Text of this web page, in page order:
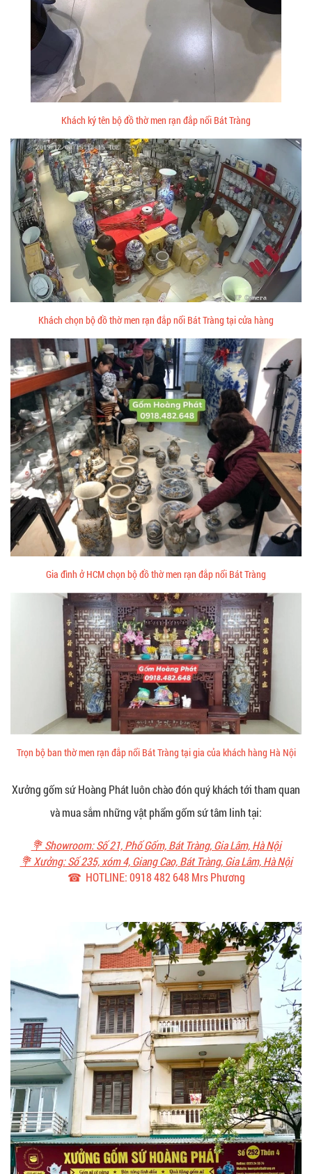
Khách ký tên bộ đồ thờ men rạn đắp nổi Bát Tràng
Khách chọn bộ đồ thờ men rạn đắp nổi Bát Tràng tại cửa hàng
Gia đình ở HCM chọn bộ đồ thờ men rạn đắp nổi Bát Tràng
Trọn bộ ban thờ men rạn đắp nổi Bát Tràng tại gia của khách hàng Hà Nội
Xưởng gốm sứ Hoàng Phát luôn chào đón quý khách tới tham quan
và mua sắm những vật phẩm gốm sứ tâm linh tại:
💐 Showroom: Số 21, Phố Gốm, Bát Tràng, Gia Lâm, Hà Nội
💐 Xưởng: Số 235, xóm 4, Giang Cao, Bát Tràng, Gia Lâm, Hà Nội
☎ HOTLINE: 0918 482 648 Mrs Phương